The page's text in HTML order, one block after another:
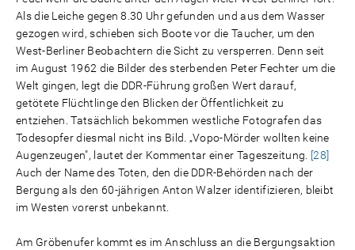
Als die Leiche gegen 8.30 Uhr gefunden und aus dem Wasser
gezogen wird, schieben sich Boote vor die Taucher, um den
West-Berliner Beobachtern die Sicht zu versperren. Denn seit
im August 1962 die Bilder des sterbenden Peter Fechter um die
Welt gingen, legt die DDR-Führung großen Wert darauf,
getötete Flüchtlinge den Blicken der Öffentlichkeit zu
entziehen. Tatsächlich bekommen westliche Fotografen das
Todesopfer diesmal nicht ins Bild. „Vopo-Mörder wollten keine
Augenzeugen", lautet der Kommentar einer Tageszeitung.
[28]
Auch der Name des Toten, den die DDR-Behörden nach der
Bergung als den 60-jährigen Anton Walzer identifizieren, bleibt
im Westen vorerst unbekannt.
Am Gröbenufer kommt es im Anschluss an die Bergungsaktion